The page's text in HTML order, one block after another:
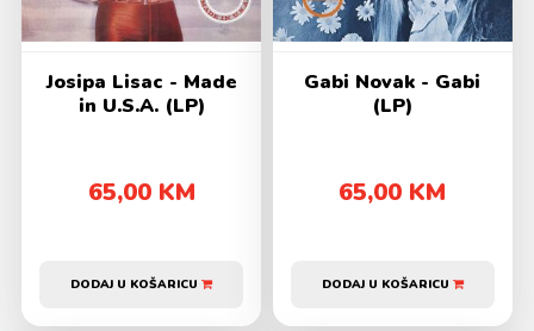
Josipa Lisac - Made
in U.S.A. (LP)
65,00 KM
DODAJ U KOŠARICU
Gabi Novak - Gabi
(LP)
65,00 KM
DODAJ U KOŠARICU